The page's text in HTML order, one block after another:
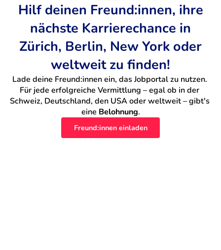
Hilf deinen Freund:innen, ihre
nächste Karrierechance in
Zürich, Berlin, New York oder
weltweit zu finden!
Lade deine Freund:innen ein, das Jobportal zu nutzen.
Für jede erfolgreiche Vermittlung – egal ob in der
Schweiz, Deutschland, den USA oder weltweit – gibt's
eine Belohnung.
Freund:innen einladen